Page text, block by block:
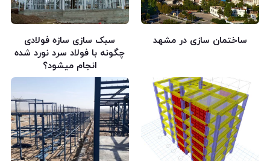
ساختمان سازی در مشهد
سبک سازی سازه فولادی
چگونه با فولاد سرد نورد شده
انجام میشود؟